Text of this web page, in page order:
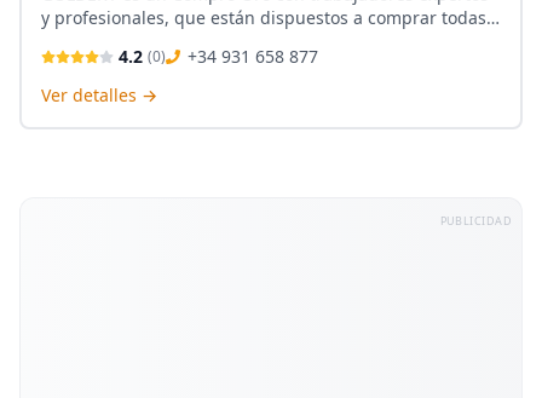
y profesionales, que están dispuestos a comprar todas
atenderte con honestidad y discreción. Su local
moderno genera un entorno agradable donde vender
4.2 (0)
+34 931 658 877
Ver detalles →
PUBLICIDAD